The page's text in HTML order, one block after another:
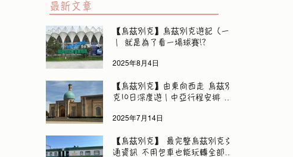
最新文章
【烏茲別克】烏茲別克遊記（一）
｜ 就是為了看一場球賽!?
2025年8月4日
【烏茲別克】由東向西走 烏茲別
克10日深度遊｜中亞行程安排 旅
2025年7月14日
【烏茲別克】 最完整烏茲別克交
通資訊 不用包車也能玩轉全部城